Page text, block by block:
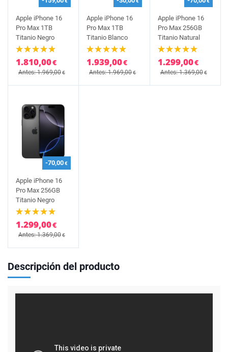
Apple iPhone 16
Pro Max 1TB
Titanio Negro
1.810,00€
Antes: 1.969,00€
Apple iPhone 16
Pro Max 1TB
Titanio Blanco
1.939,00€
Antes: 1.969,00€
Apple iPhone 16
Pro Max 256GB
Titanio Natural
1.299,00€
Antes: 1.369,00€
-70,00€
Apple iPhone 16
Pro Max 256GB
Titanio Negro
1.299,00€
Antes: 1.369,00€
Descripción del producto